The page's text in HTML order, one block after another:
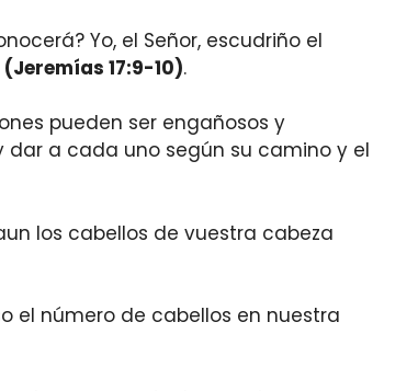
Yo, el Señor, escudriño el
(Jeremías 17:9-10).
pueden ser engañosos y
dar a cada uno según su camino y el
los cabellos de vuestra cabeza
el número de cabellos en nuestra